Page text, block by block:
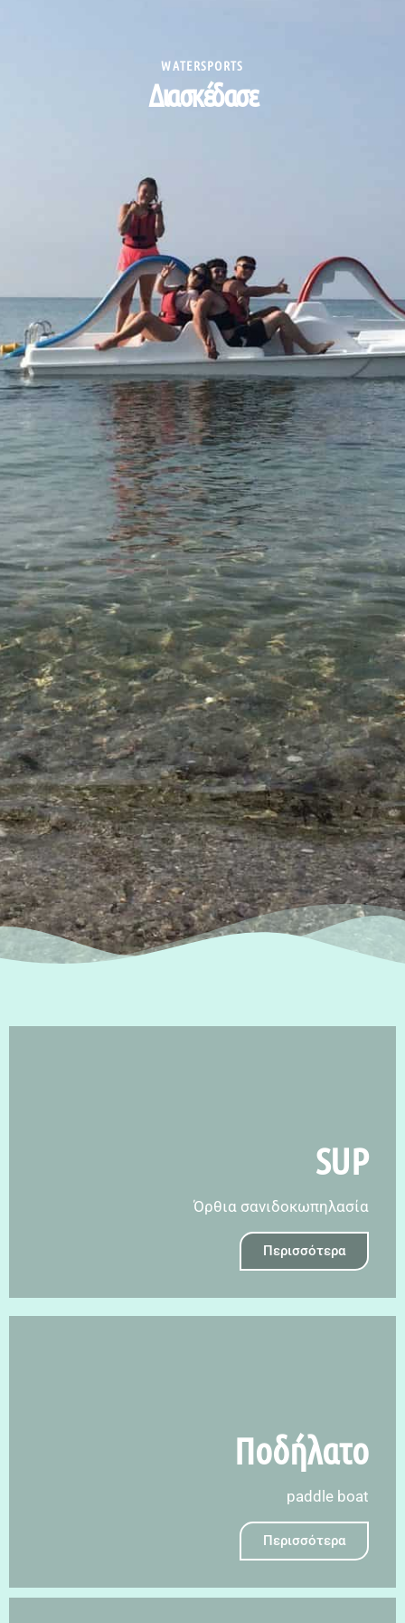
WATERSPORTS
Διασκέδασε
SUP
Όρθια σανιδοκωπηλασία
Περισσότερα
Ποδήλατο
paddle boat
Περισσότερα